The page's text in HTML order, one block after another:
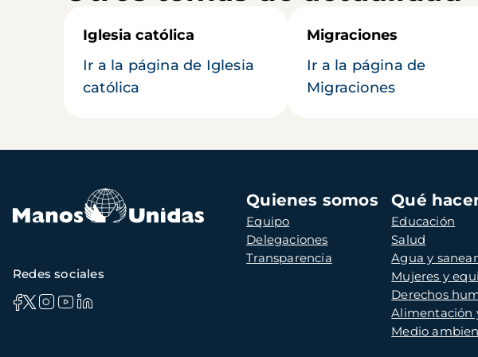
Iglesia católica
Ir a la página de Iglesia
católica
Migraciones
Ir a la página de
Migraciones
Navegación
principal
Quienes somos
Equipo
Delegaciones
Transparencia
Qué
Educación
Salud
Agua y
Mujeres y
Derechos
Alimentación
Medio
Redes sociales